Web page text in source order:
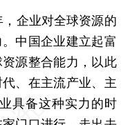
企业对全球资源的
中国企业建立起富
源整合能力，以此
、在主流产业、主
具备这种实力的时